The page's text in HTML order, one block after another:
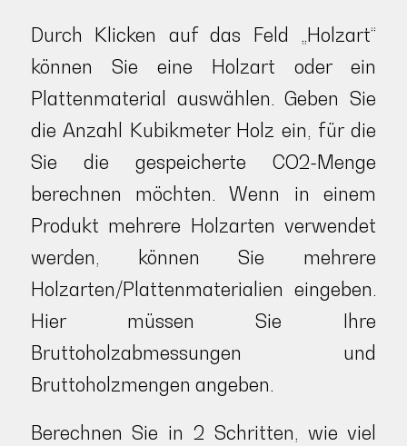
Durch Klicken auf das Feld „Holzart“
können Sie eine Holzart oder ein
Plattenmaterial auswählen. Geben Sie
die Anzahl Kubikmeter Holz ein, für die
Sie die gespeicherte CO2-Menge
berechnen möchten. Wenn in einem
Produkt mehrere Holzarten verwendet
werden, können Sie mehrere
Holzarten/Plattenmaterialien eingeben.
Hier müssen Sie Ihre
Bruttoholzabmessungen und
Bruttoholzmengen angeben.
Berechnen Sie in 2 Schritten, wie viel